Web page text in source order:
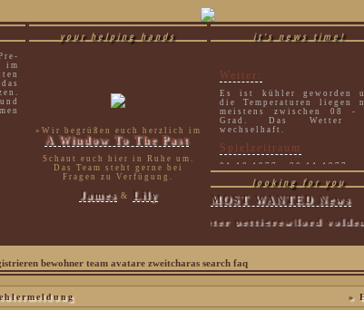
your helping hands it's news time!
im
»Wir begrüßen euch herzlich im
A Window To The Past.
Schaut euch hier in Ruhe um.
Das Team steht gerne bei
Fragen zu Verfügung.
James& Lily
Wetter:
Es ist kühler geworden
die Temperaturen liegen
meistens zwischen 08 -
Grad. Das Wetter
wechselhaft.
Spielzeitraum
01.10.1977 - 30.11.1977
looking for you
MOST WANTED News
sirius black|peter pettigrew|lord
bewohner team avatare zweitcharas search faq
»